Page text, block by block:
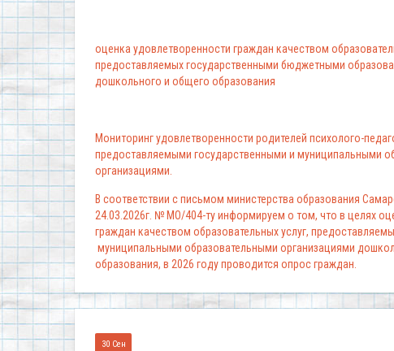
оценка удовлетворенности граждан качеством
предоставляемых государственными бюджетными
дошкольного и общего образования
Мониторинг удовлетворенности родителей психолого-
предоставляемыми государственными и муниципальными
организациями.
В соответствии с письмом министерства образования
24.03.2026г. № МО/404-ту информируем о том, что в целях
граждан качеством образовательных услуг,
муниципальными образовательными организациями
образования, в 2026 году проводится опрос граждан.
30 Сен